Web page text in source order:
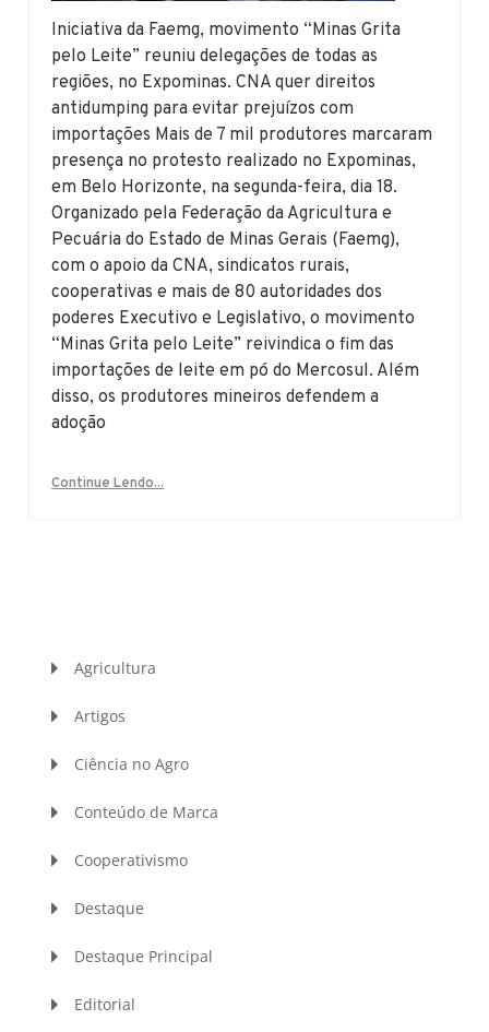
Iniciativa da Faemg, movimento “Minas Grita
pelo Leite” reuniu delegações de todas as
regiões, no Expominas. CNA quer direitos
antidumping para evitar prejuízos com
importações Mais de 7 mil produtores marcaram
presença no protesto realizado no Expominas,
em Belo Horizonte, na segunda-feira, dia 18.
Organizado pela Federação da Agricultura e
Pecuária do Estado de Minas Gerais (Faemg),
com o apoio da CNA, sindicatos rurais,
cooperativas e mais de 80 autoridades dos
poderes Executivo e Legislativo, o movimento
“Minas Grita pelo Leite” reivindica o fim das
importações de leite em pó do Mercosul. Além
disso, os produtores mineiros defendem a
adoção
Continue Lendo...
Agricultura
Artigos
Ciência no Agro
Conteúdo de Marca
Cooperativismo
Destaque
Destaque Principal
Editorial